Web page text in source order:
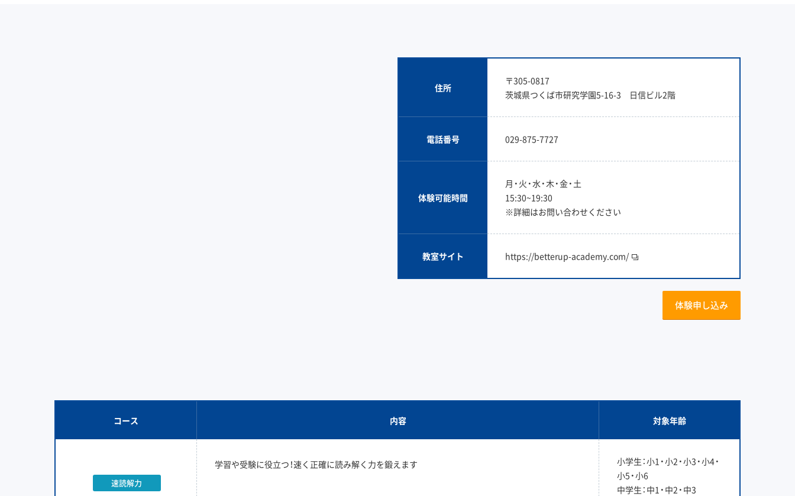
住所
〒305-0817
茨城県つくば市研究学園5-16-3 日信ビル2階
電話番号 029-875-7727
体験可能時間
月・火・水・木・金・土
15:30~19:30
※詳細はお問い合わせください
教室サイト https://betterup-academy.com/
体験申し込み
コース 内容 対象年齢
速読解力
学習や受験に役立つ！速く正確に読み解く力を鍛えます
小学生：小1・小2・小3・小4・
小5・小6
中学生：中1・中2・中3